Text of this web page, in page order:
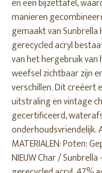
en een bijzettafel,
manieren
gemaakt van
gerecycled acryl
van het hergebruik
weefsel zichtbaar zijn
verschillen. Dit creëert
uitstraling en vintage
gecertificeerd,
onderhoudsvriendelijk.
MATERIALEN: Poten:
NIEUW Char /